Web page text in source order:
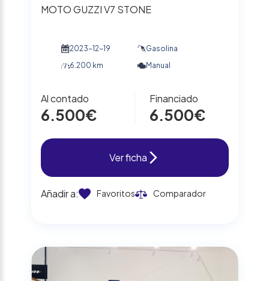
MOTO GUZZI V7 STONE
2023-12-19
Gasolina
6.200 km
Manual
Al contado
6.500€
Financiado
6.500€
Ver ficha
Añadir a: Favoritos Comparador